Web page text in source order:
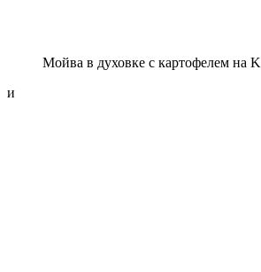
Мойва в духовке с картофелем на
и